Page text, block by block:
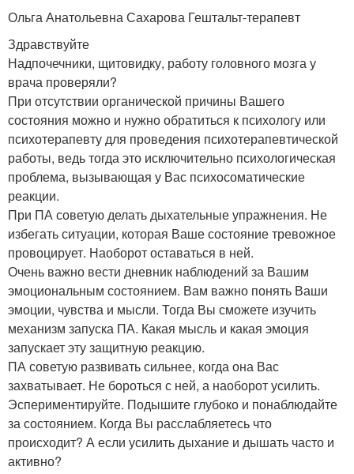
Ольга Анатольевна Сахарова Гештальт-терапевт
Здравствуйте
Надпочечники, щитовидку, работу головного мозга у
врача проверяли?
При отсутствии органической причины Вашего
состояния можно и нужно обратиться к психологу или
психотерапевту для проведения психотерапевтической
работы, ведь тогда это исключительно психологическая
проблема, вызывающая у Вас психосоматические
реакции.
При ПА советую делать дыхательные упражнения. Не
избегать ситуации, которая Ваше состояние тревожное
провоцирует. Наоборот оставаться в ней.
Очень важно вести дневник наблюдений за Вашим
эмоциональным состоянием. Вам важно понять Ваши
эмоции, чувства и мысли. Тогда Вы сможете изучить
механизм запуска ПА. Какая мысль и какая эмоция
запускает эту защитную реакцию.
ПА советую развивать сильнее, когда она Вас
захватывает. Не бороться с ней, а наоборот усилить.
Эспериментируйте. Подышите глубоко и понаблюдайте
за состоянием. Когда Вы расслабляетесь что
происходит? А если усилить дыхание и дышать часто и
активно?